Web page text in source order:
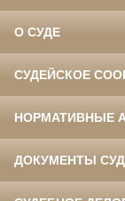
О СУДЕ
СУДЕЙСКОЕ
НОРМАТИВНЫЕ
ДОКУМЕНТЫ